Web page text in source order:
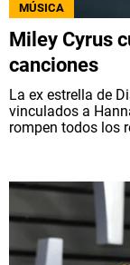
MÚSICA
Miley Cyrus
canciones
La ex estrella de
vinculados a
rompen todos los